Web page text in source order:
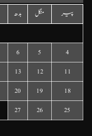
پیر منگل بدھ
4
5
6
11
12
13
18
19
20
25
26
27